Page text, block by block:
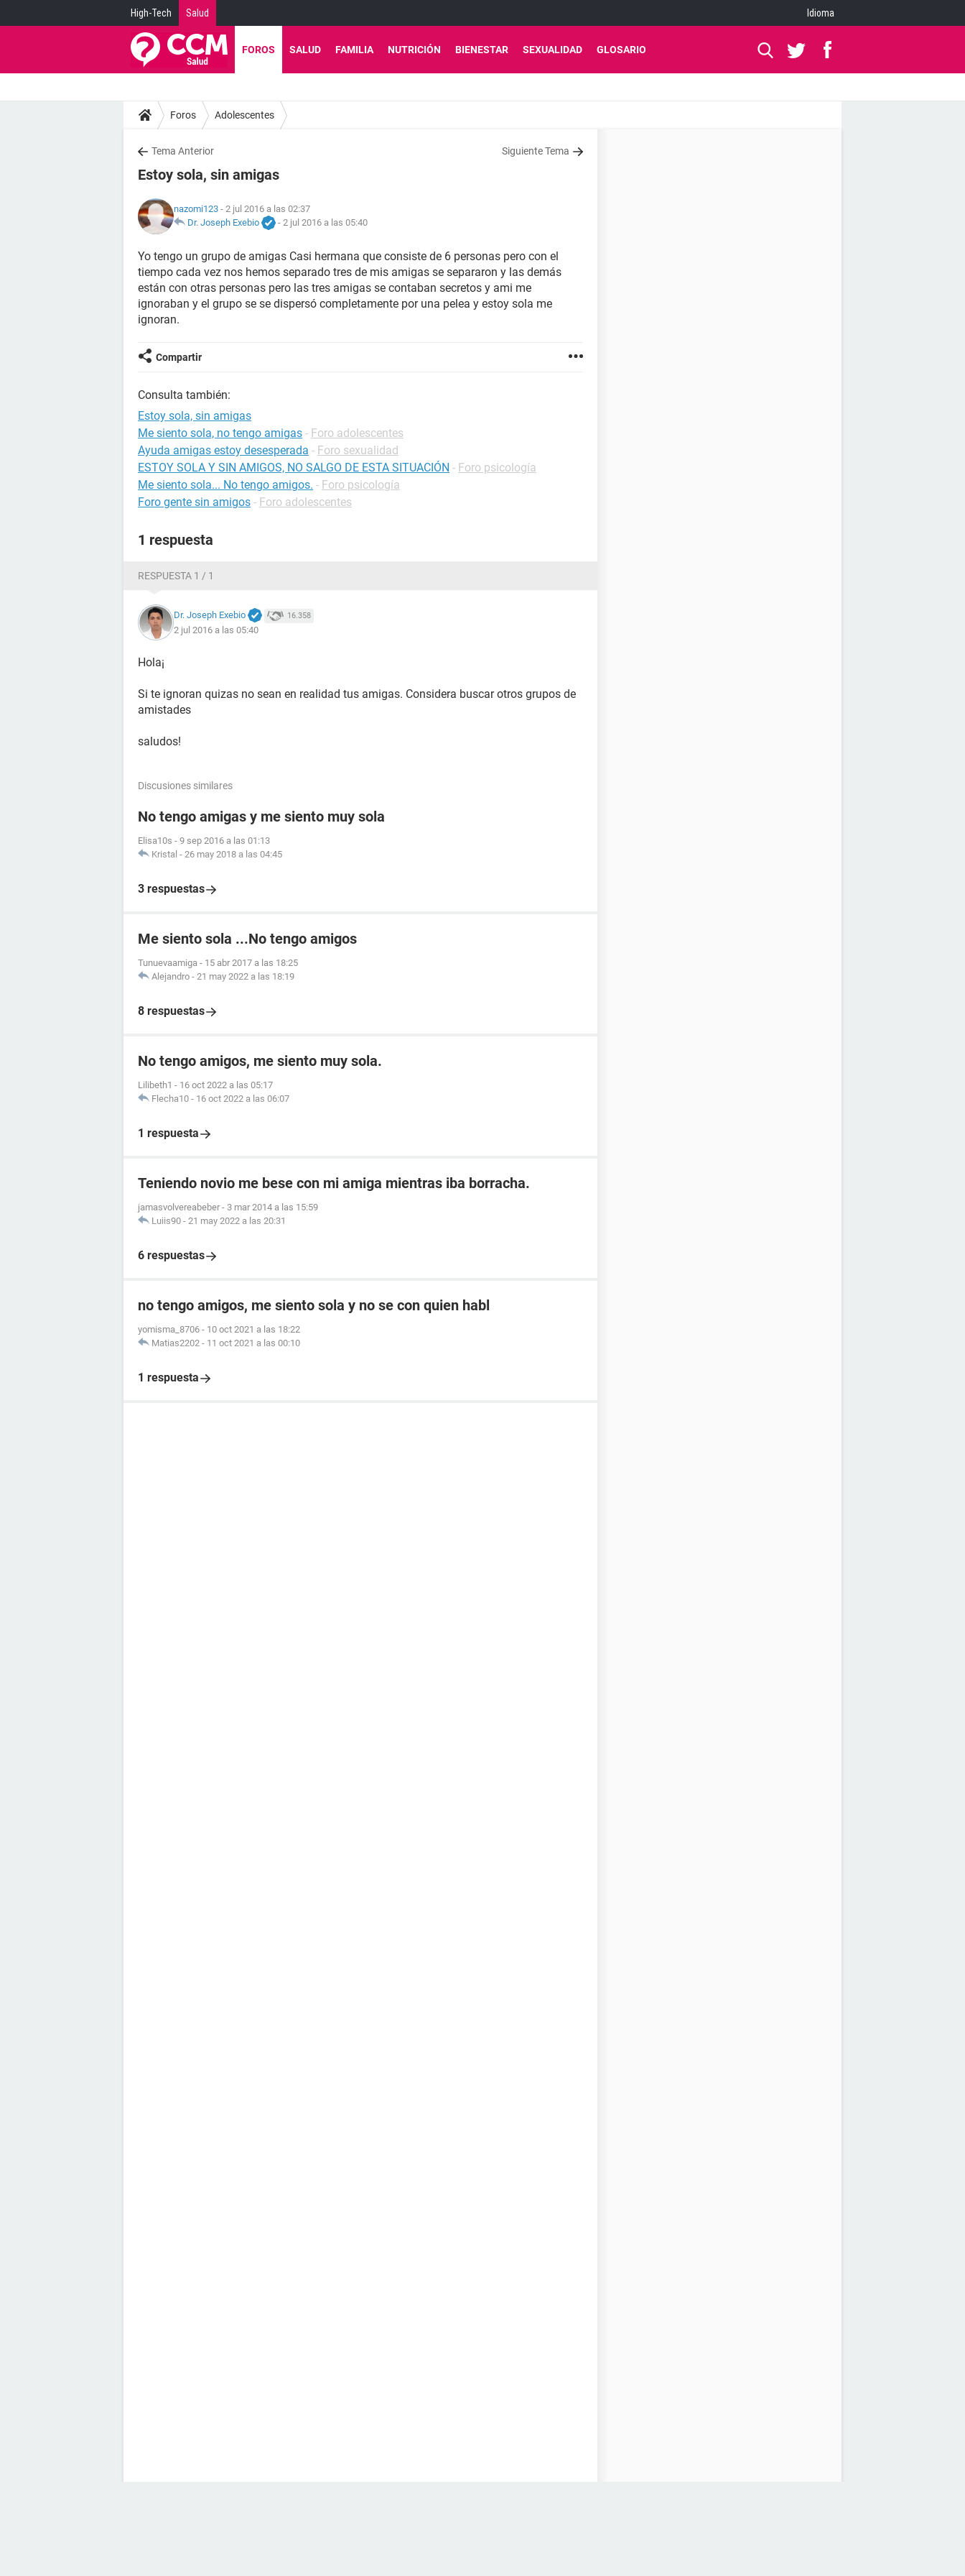
High-Tech Salud Idioma
FOROS SALUD FAMILIA NUTRICIÓN BIENESTAR SEXUALIDAD GLOSARIO
Foros Adolescentes
Tema Anterior Siguiente Tema
Estoy sola, sin amigas
nazomi123 - 2 jul 2016 a las 02:37
Dr. Joseph Exebio
- 2 jul 2016 a las 05:40
Yo tengo un grupo de amigas Casi hermana que consiste de 6 personas pero con el
tiempo cada vez nos hemos separado tres de mis amigas se separaron y las demás
están con otras personas pero las tres amigas se contaban secretos y ami me
ignoraban y el grupo se se dispersó completamente por una pelea y estoy sola me
ignoran.
Compartir
Consulta también:
Estoy sola, sin amigas
Me siento sola, no tengo amigas - Foro adolescentes
Ayuda amigas estoy desesperada - Foro sexualidad
ESTOY SOLA Y SIN AMIGOS, NO SALGO DE ESTA SITUACIÓN - Foro psicología
Me siento sola... No tengo amigos. - Foro psicología
Foro gente sin amigos - Foro adolescentes
1 respuesta
RESPUESTA 1 / 1
Dr. Joseph Exebio 16.358
2 jul 2016 a las 05:40
Hola¡
Si te ignoran quizas no sean en realidad tus amigas. Considera buscar otros grupos de
amistades
saludos!
Discusiones similares
No tengo amigas y me siento muy sola
Elisa10s - 9 sep 2016 a las 01:13
Kristal - 26 may 2018 a las 04:45
3 respuestas
Me siento sola ...No tengo amigos
Tunuevaamiga - 15 abr 2017 a las 18:25
Alejandro - 21 may 2022 a las 18:19
8 respuestas
No tengo amigos, me siento muy sola.
Lilibeth1 - 16 oct 2022 a las 05:17
Flecha10 - 16 oct 2022 a las 06:07
1 respuesta
Teniendo novio me bese con mi amiga mientras iba borracha.
jamasvolvereabeber - 3 mar 2014 a las 15:59
Luiis90 - 21 may 2022 a las 20:31
6 respuestas
no tengo amigos, me siento sola y no se con quien habl
yomisma_8706 - 10 oct 2021 a las 18:22
Matias2202 - 11 oct 2021 a las 00:10
1 respuesta